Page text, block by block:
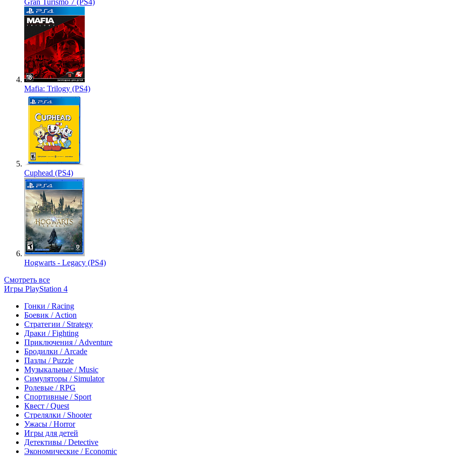
Gran Turismo 7 (PS4)
Mafia: Trilogy (PS4)
Cuphead (PS4)
Hogwarts - Legacy (PS4)
Смотреть все
Игры PlayStation 4
Гонки / Racing
Боевик / Action
Стратегии / Strategy
Драки / Fighting
Приключения / Adventure
Бродилки / Arcade
Пазлы / Puzzle
Музыкальные / Music
Симуляторы / Simulator
Ролевые / RPG
Спортивные / Sport
Квест / Quest
Стрелялки / Shooter
Ужасы / Horror
Игры для детей
Детективы / Detective
Экономические / Economic